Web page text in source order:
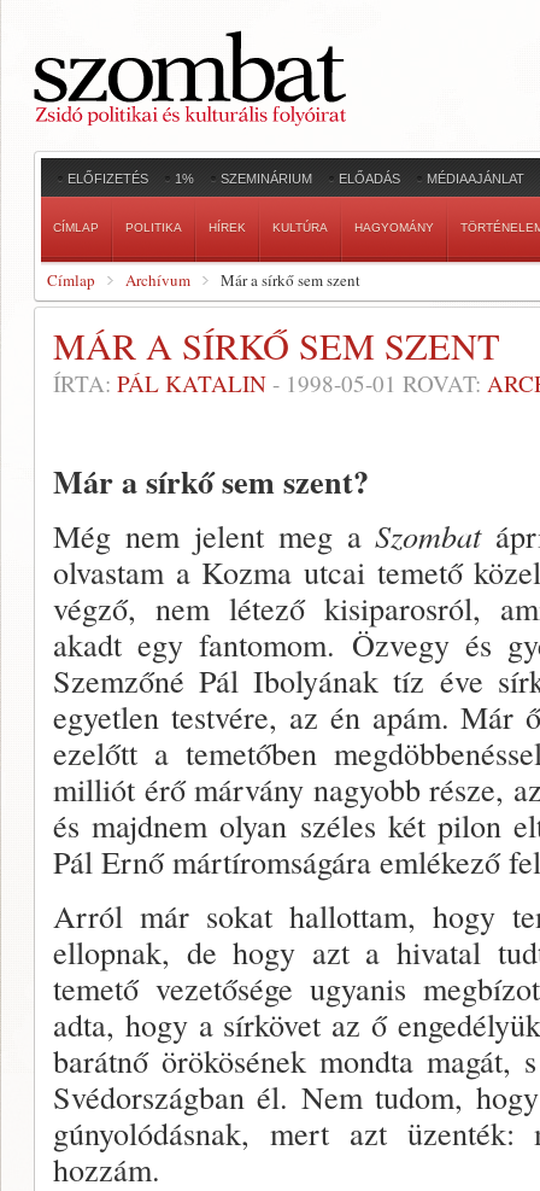
ELŐFIZETÉS 1% SZEMINÁRIUM ELŐADÁS MÉDIAAJÁNLAT
CÍMLAP POLITIKA HÍREK KULTÚRA HAGYOMÁNY
Címlap Archívum Már a sírkő sem szent
MÁR A SÍRKŐ SEM SZENT
ÍRTA: PÁL KATALIN - 1998-05-01 ROVAT:
Már a sírkő sem szent?
Még nem jelent meg aSzombat
olvastam a Kozma utcai temető
végző, nem létező kisipa­rosról,
akadt egy fantomom. Özvegy és
Szemzőné Pál Ibolyának tíz éve
egyetlen testvére, az én apám. Már
ezelőtt a temetőben
milliót érő márvány na­gyobb része,
és majdnem olyan széles két pilon
Pál Ernő mártíromságára emlékező
Arról már sokat hallottam, hogy
ellopnak, de hogy azt a hivatal
temető vezetősége ugyanis
adta, hogy a sírkövet az ő
barátnő örökösének mondta
Svédországban él. Nem tudom,
gúnyo­lódásnak, mert azt
hozzám.